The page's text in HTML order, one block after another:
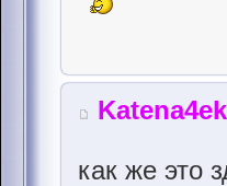
как же это